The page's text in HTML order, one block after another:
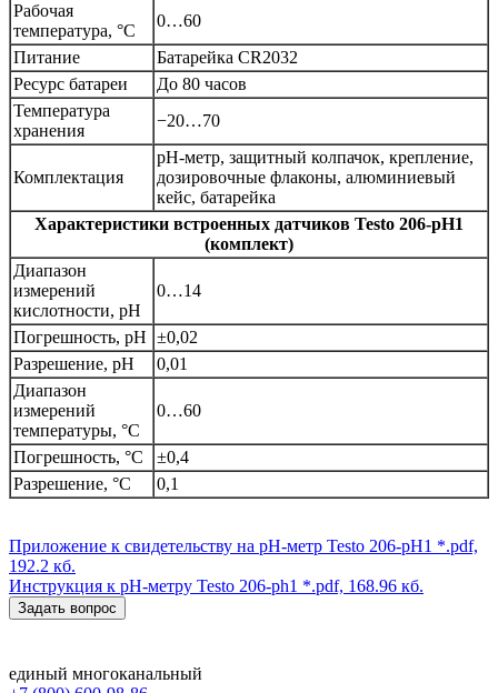
Рабочая
температура, °C
0…60
Питание
Батарейка CR2032
Ресурс батареи
До 80 часов
Температура
хранения
−20…70
Комплектация
pH-метр, защитный колпачок, крепление,
дозировочные флаконы, алюминиевый
кейс, батарейка
Характеристики встроенных датчиков Testo 206-pH1
(комплект)
Диапазон
измерений
кислотности, pH
0…14
Погрешность, pH ±0,02
Разрешение, pH
0,01
Диапазон
измерений
температуры, °C
0…60
Погрешность, °C
±0,4
Разрешение, °C
0,1
Приложение к свидетельству на pH-метр Testo 206-pH1 *.pdf,
192.2 кб.
Инструкция к pH-метру Testo 206-ph1 *.pdf, 168.96 кб.
Задать вопрос
единый многоканальный